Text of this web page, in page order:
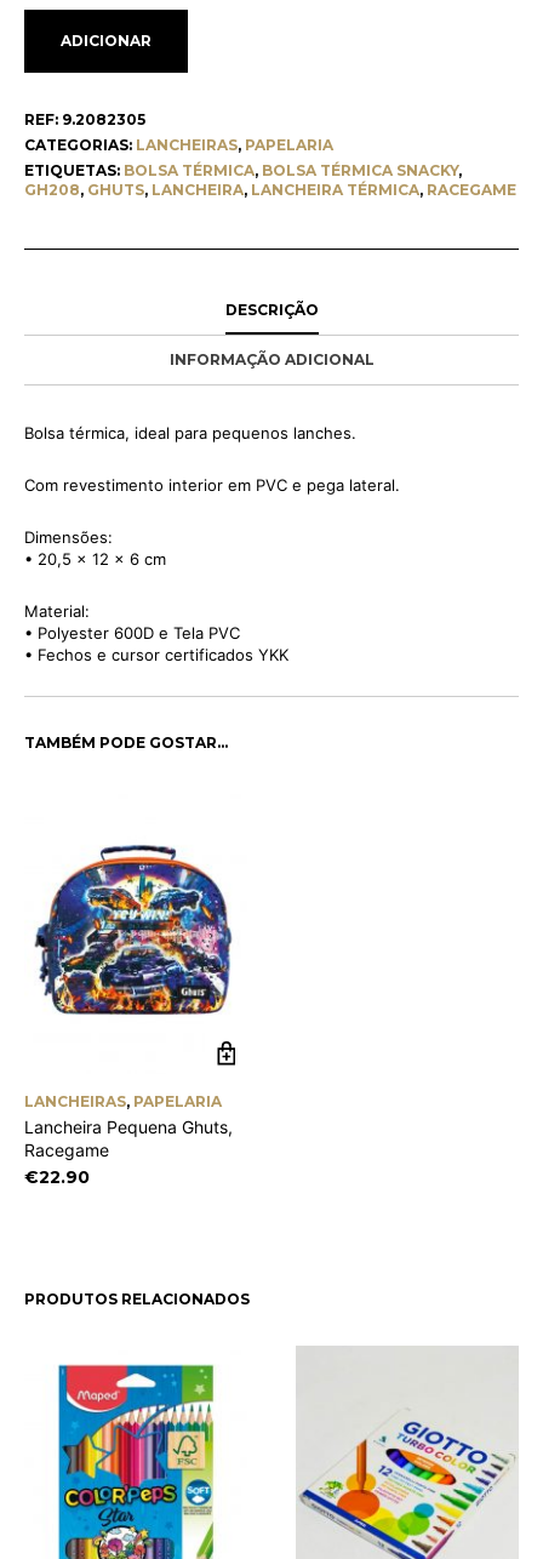
ADICIONAR
REF: 9.2082305
CATEGORIAS: LANCHEIRAS, PAPELARIA
ETIQUETAS: BOLSA TÉRMICA, BOLSA TÉRMICA SNACKY,
GH208, GHUTS, LANCHEIRA, LANCHEIRA TÉRMICA, RACEGAME
DESCRIÇÃO
INFORMAÇÃO ADICIONAL
Bolsa térmica, ideal para pequenos lanches.
Com revestimento interior em PVC e pega lateral.
Dimensões:
• 20,5 x 12 x 6 cm
Material:
• Polyester 600D e Tela PVC
• Fechos e cursor certificados YKK
TAMBÉM PODE GOSTAR…
LANCHEIRAS, PAPELARIA
Lancheira Pequena Ghuts,
Racegame
€22.90
PRODUTOS RELACIONADOS